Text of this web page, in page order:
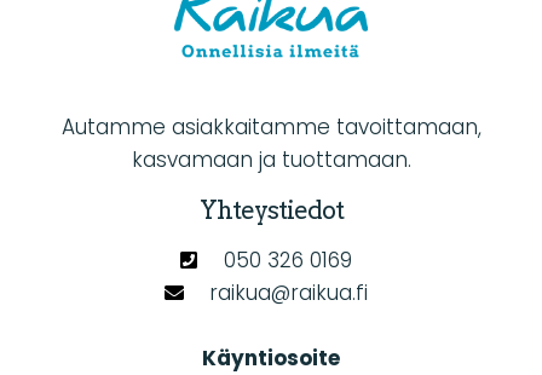
Autamme asiakkaitamme tavoittamaan,
kasvamaan ja tuottamaan.
Yhteystiedot
050 326 0169
raikua@raikua.fi
Käyntiosoite